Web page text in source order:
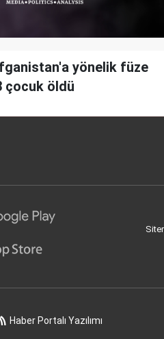
yönelik füze
çocuk öldü
Haber Portalı Yazılımı